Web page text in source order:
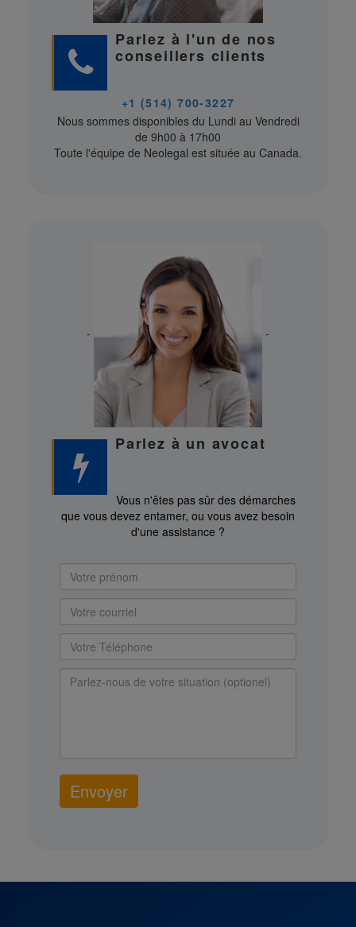
Parlez à l'un de nos
conseillers clients
+1 (514) 700-3227
Nous sommes disponibles du Lundi au Vendredi
de 9h00 à 17h00
Toute l'équipe de Neolegal est située au Canada.
- -
Parlez à un avocat
Vous n'êtes pas sûr des démarches
que vous devez entamer, ou vous avez besoin
d'une assistance ?
Envoyer